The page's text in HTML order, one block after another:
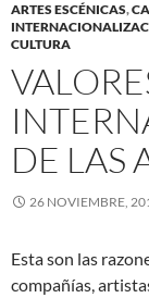
ARTES ESCÉNICAS,
CULTURA
DE LAS
26 NOVIEMBRE,
Esta son las
compañías,